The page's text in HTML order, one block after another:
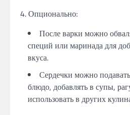
4. Опционально:
После варки можно
специй или маринада для
вкуса.
Сердечки можно
блюдо, добавлять в супы,
использовать в других